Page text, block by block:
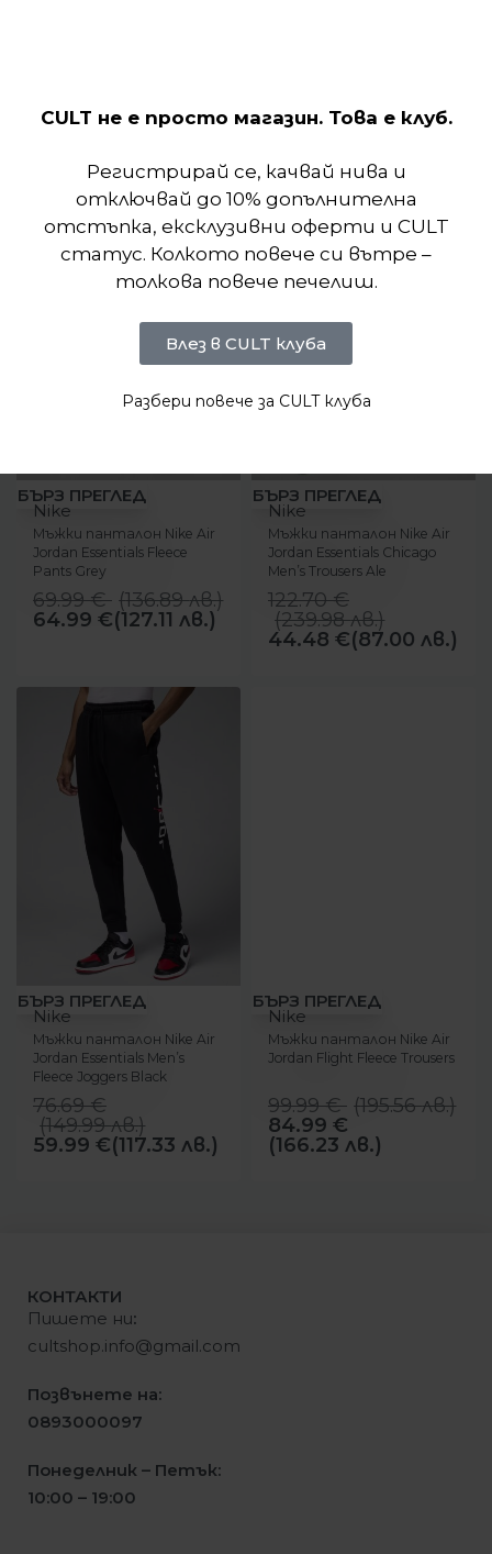
-7%
БЪРЗ ПРЕГЛЕД
Nike
Мъжки панталон Nike Air
Jordan Essentials Fleece
Pants Grey
69.99€ (136.89лв.)
64.99 €(127.11 лв.)
-64%
БЪРЗ ПРЕГЛЕД
Nike
Мъжки панталон Nike Air
Jordan Essentials Chicago
Men’s Trousers Ale
Brown/Black
122.70€
(239.98лв.)
44.48 €(87.00 лв.)
-22%
БЪРЗ ПРЕГЛЕД
Nike
Мъжки панталон Nike Air
Jordan Essentials Men’s
Fleece Joggers Black
76.69€
(149.99лв.)
59.99 €(117.33 лв.)
-15%
БЪРЗ ПРЕГЛЕД
Nike
Мъжки панталон Nike Air
Jordan Flight Fleece Trousers
99.99€ (195.56лв.)
84.99 €
(166.23 лв.)
КОНТАКТИ
Пишете ни:
cultshop.info@gmail.com
Позвънете на:
0893000097
Понеделник – Петък:
10:00 – 19:00
CULT не е просто магазин. Това е клуб.
Регистрирай се, качвай нива и
отключвай до 10% допълнителна
отстъпка, ексклузивни оферти и CULT
статус. Колкото повече си вътре –
толкова повече печелиш.
Влез в CULT клуба
Разбери повече за CULT клуба